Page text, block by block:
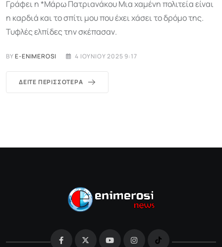
Γράφει η *Μάρω Πατριανάκου Μια χαμένη πολιτεία είναι
η καρδιά και το σπίτι μου που έχει χάσει το δρόμο της.
Τυφλές ελπίδες την σκέπασαν.
BYE-ENIMEROSI 4 ΙΟΥΝΊΟΥ 2025 9:17
ΔΕΊΤΕ ΠΕΡΙΣΣΌΤΕΡΑ